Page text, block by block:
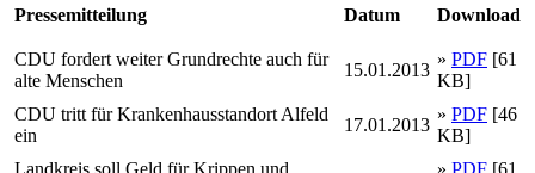
Pressemitteilung
Datum Download
CDU fordert weiter Grundrechte auch für
alte Menschen
15.01.2013
» PDF [61
KB]
CDU tritt für Krankenhausstandort Alfeld
ein
17.01.2013
» PDF [46
KB]
Landkreis soll Geld für Krippen und
» PDF [61